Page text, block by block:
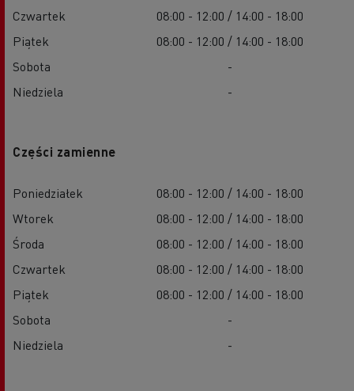
Czwartek
08:00 - 12:00 / 14:00 - 18:00
Piątek
08:00 - 12:00 / 14:00 - 18:00
Sobota
-
Niedziela
-
Części zamienne
Poniedziałek
08:00 - 12:00 / 14:00 - 18:00
Wtorek
08:00 - 12:00 / 14:00 - 18:00
Środa
08:00 - 12:00 / 14:00 - 18:00
Czwartek
08:00 - 12:00 / 14:00 - 18:00
Piątek
08:00 - 12:00 / 14:00 - 18:00
Sobota
-
Niedziela
-